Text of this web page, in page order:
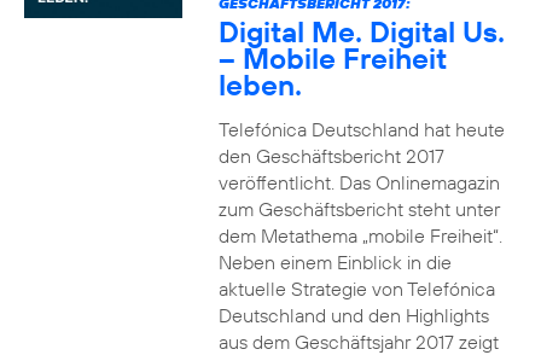
Digital Me. Digital Us.
– Mobile Freiheit
leben.
Telefónica Deutschland hat heute
den Geschäftsbericht 2017
veröffentlicht. Das Onlinemagazin
zum Geschäftsbericht steht unter
dem Metathema „mobile Freiheit“.
Neben einem Einblick in die
aktuelle Strategie von Telefónica
Deutschland und den Highlights
aus dem Geschäftsjahr 2017 zeigt